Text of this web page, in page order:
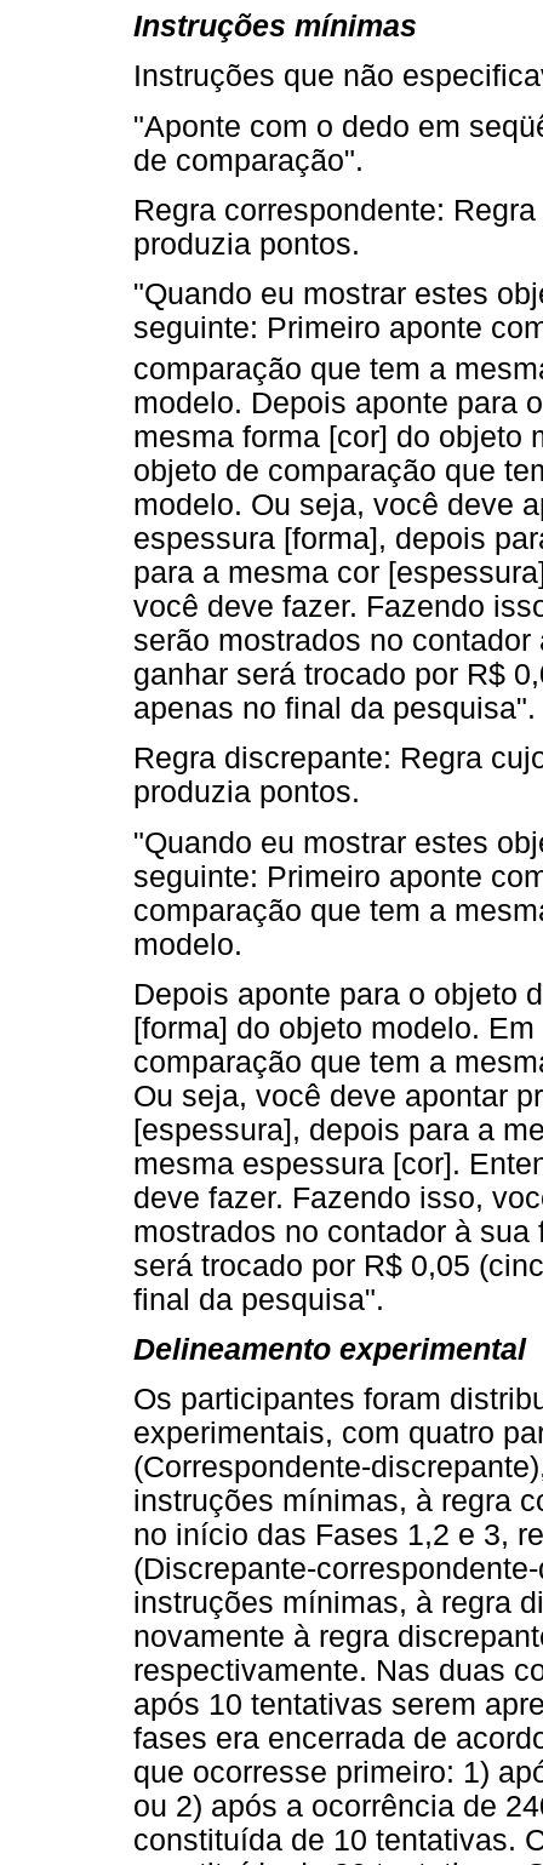
Instruções mínimas
Instruções que não
"Aponte com o dedo em
de comparação".
Regra correspondente:
produzia pontos.
"Quando eu mostrar estes
seguinte: Primeiro aponte
comparação que tem a
modelo. Depois aponte para
mesma forma [cor] do objeto
objeto de comparação que
modelo. Ou seja, você deve
espessura [forma], depois
para a mesma cor
você deve fazer. Fazendo
serão mostrados no
ganhar será trocado por R$
apenas no final da pesquisa".
Regra discrepante: Regra
produzia pontos.
"Quando eu mostrar estes
seguinte: Primeiro aponte
comparação que tem a
modelo.
Depois aponte para o objeto
[forma] do objeto modelo.
comparação que tem a
Ou seja, você deve apontar
[espessura], depois para a
mesma espessura [cor].
deve fazer. Fazendo isso,
mostrados no contador à
será trocado por R$ 0,05
final da pesquisa".
Delineamento experimental
Os participantes foram
experimentais, com quatro
(Correspondente-
instruções mínimas, à regra
no início das Fases 1,2 e 3,
(Discrepante-
instruções mínimas, à regra
novamente à regra
respectivamente. Nas duas
após 10 tentativas serem
fases era encerrada de
que ocorresse primeiro: 1)
ou 2) após a ocorrência de
constituída de 10 tentativas.